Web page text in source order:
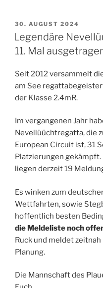
VERÖFFENTLICHT
AM
30. AUGUST 2024
Legendäre
11. Mal
Seit 2012 versammelt
am See
der Klasse 2.4mR.
Im vergangenen Jahr
Nevellüüchtregatta, die
European Circuit ist, 31
Platzierungen gekämpft.
liegen derzeit 19
Es winken zum
Wettfahrten, sowie
hoffentlich besten
die Meldeliste noch
Ruck und meldet
Planung.
Die Mannschaft des